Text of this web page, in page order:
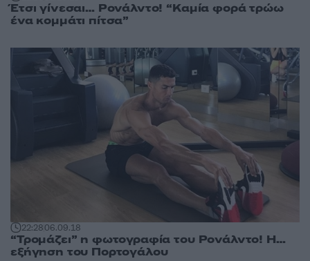
Έτσι γίνεσαι… Ρονάλντο! “Καμία φορά τρώω
ένα κομμάτι πίτσα”
22:2806.09.18
“Τρομάζει” η φωτογραφία του Ρονάλντο! Η…
εξήγηση του Πορτογάλου